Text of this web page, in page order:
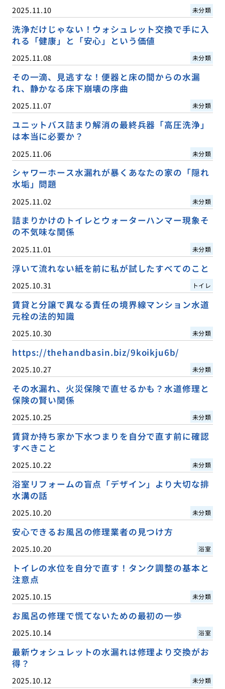
2025.11.10 未分類
洗浄だけじゃない！ウォシュレット交換で手に入
れる「健康」と「安心」という価値
2025.11.08 未分類
その一滴、見逃すな！便器と床の間からの水漏
れ、静かなる床下崩壊の序曲
2025.11.07 未分類
ユニットバス詰まり解消の最終兵器「高圧洗浄」
は本当に必要か？
2025.11.06 未分類
シャワーホース水漏れが暴くあなたの家の「隠れ
水垢」問題
2025.11.02 未分類
詰まりかけのトイレとウォーターハンマー現象そ
の不気味な関係
2025.11.01 未分類
浮いて流れない紙を前に私が試したすべてのこと
2025.10.31 トイレ
賃貸と分譲で異なる責任の境界線マンション水道
元栓の法的知識
2025.10.30 未分類
https://thehandbasin.biz/9koikju6b/
2025.10.27 未分類
その水漏れ、火災保険で直せるかも？水道修理と
保険の賢い関係
2025.10.25 未分類
賃貸か持ち家か下水つまりを自分で直す前に確認
すべきこと
2025.10.22 未分類
浴室リフォームの盲点「デザイン」より大切な排
水溝の話
2025.10.20 未分類
安心できるお風呂の修理業者の見つけ方
2025.10.20 浴室
トイレの水位を自分で直す！タンク調整の基本と
注意点
2025.10.15 未分類
お風呂の修理で慌てないための最初の一歩
2025.10.14 浴室
最新ウォシュレットの水漏れは修理より交換がお
得？
2025.10.12 未分類